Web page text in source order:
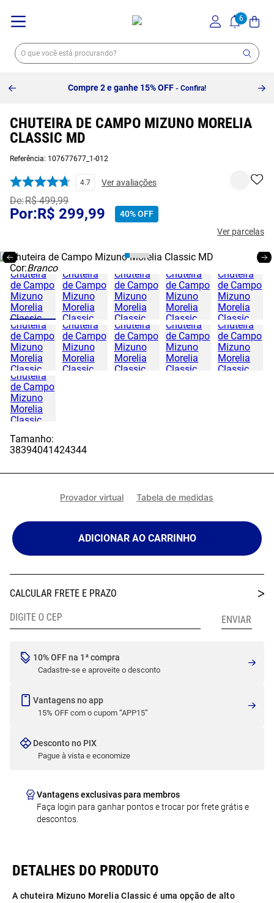
Compre 2 e ganhe 15% OFF - Confira!
CHUTEIRA DE CAMPO MIZUNO MORELIA
CLASSIC MD
Referência: 107677677_1-012
4.7 Ver avaliações
R$ 499,99
R$ 299,99 40%OFF
Ver parcelas
Cor:Branco
Tamanho:
38394041424344
Provador virtual Tabela de medidas
ADICIONAR AO CARRINHO
10% OFF na 1ª compra
Cadastre-se e aproveite o desconto
Vantagens no app
15% OFF com o cupom “APP15”
Desconto no PIX
Pague à vista e economize
Vantagens exclusivas para membros
Faça login para ganhar pontos e trocar por frete grátis e
descontos.
A chuteira Mizuno Morelia Classic é uma opção de alto